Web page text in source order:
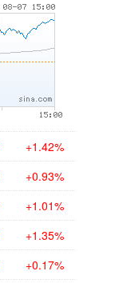
+1.42%
+0.93%
+1.01%
+1.35%
+0.17%